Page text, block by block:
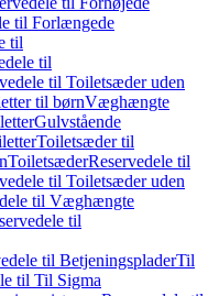
til Forlængede
til
til
til Toiletsæder uden
til børnVæghængte
Gulvstående
Toiletsæder til
ToiletsæderReservedele til
til Toiletsæder uden
til Væghængte
til
til BetjeningspladerTil
til Til Sigma